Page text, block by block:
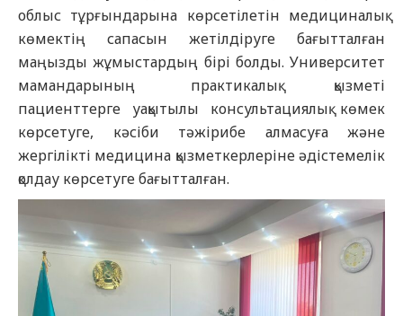
облыс тұрғындарына көрсетілетін медициналық
көмектің сапасын жетілдіруге бағытталған
маңызды жұмыстардың бірі болды. Университет
мамандарының практикалық қызметі
пациенттерге уақытылы консультациялық көмек
көрсетуге, кәсіби тәжірибе алмасуға және
жергілікті медицина қызметкерлеріне әдістемелік
қолдау көрсетуге бағытталған.